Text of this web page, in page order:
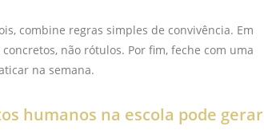
combine regras simples de convivência. Em
não rótulos. Por fim, feche com uma
na semana.
humanos na escola pode gerar